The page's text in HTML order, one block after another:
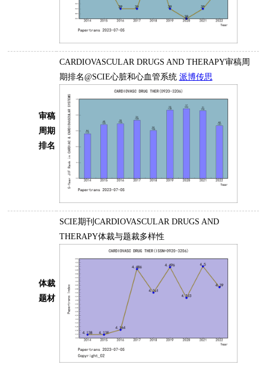
审稿
周期
排名
CARDIOVASCULAR DRUGS AND THERAPY审稿周
期排名@SCIE心脏和心血管系统 派博传思
体裁
题材
SCIE期刊CARDIOVASCULAR DRUGS AND
THERAPY体裁与题裁多样性